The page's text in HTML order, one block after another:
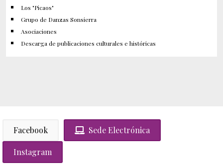
Los "Picaos"
Grupo de Danzas Sonsierra
Asociaciones
Descarga de publicaciones culturales e históricas
Facebook Sede Electrónica
Instagram